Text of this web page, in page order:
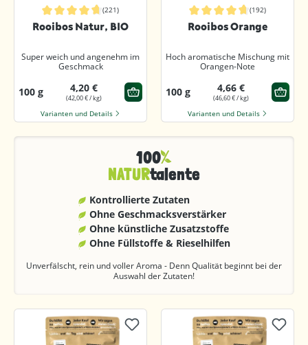
Durchschnittliche Bewertung von 4.8 von 5 Sternen
(221)
Rooibos Natur, BIO
Super weich und angenehm im
Geschmack
100 g 4,20 €
(42,00 € / kg)
Varianten und Details
Durchschnittliche Bewertung von
(192)
Rooibos Orange
Hoch aromatische Mischung mit
Orangen-Note
100 g 4,66 €
(46,60 € / kg)
Varianten und Details
100
NATURtalente
Kontrollierte Zutaten
Ohne Geschmacks­verstärker
Ohne künstliche Zusatzstoffe
Ohne Füllstoffe & Rieselhilfen
Unverfälscht, rein und voller Aroma - Denn Qualität beginnt bei der
Auswahl der Zutaten!